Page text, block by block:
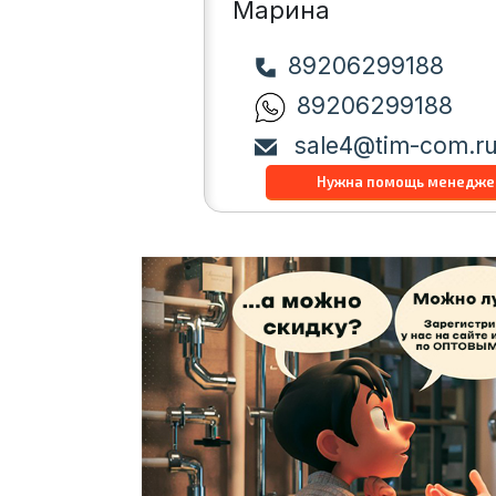
Марина
89206299188
89206299188
sale4@tim-